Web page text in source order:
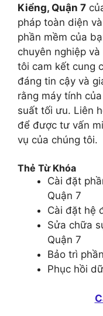
Kiểng, Quận 7
pháp toàn diện
phần mềm của
chuyên nghiệp
tôi cam kết cung
đáng tin cậy và
rằng máy tính
suất tối ưu. Liên
để được tư vấn
vụ của chúng tôi.
Thẻ Từ Khóa
Cài đặt
Quận 7
Cài đặt hệ
Sửa chữa
Quận 7
Bảo trì
Phục hồi